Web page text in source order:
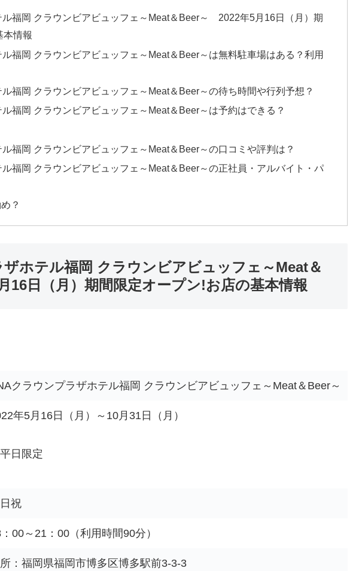
福岡 クラウンビアビュッフェ～Meat＆Beer～ 2022年5月16日（月）期
本情報
福岡 クラウンビアビュッフェ～Meat＆Beer～は無料駐車場はある？利用
福岡 クラウンビアビュッフェ～Meat＆Beer～の待ち時間や行列予想？
福岡 クラウンビアビュッフェ～Meat＆Beer～は予約はできる？
福岡 クラウンビアビュッフェ～Meat＆Beer～の口コミや評判は？
福岡 クラウンビアビュッフェ～Meat＆Beer～の正社員・アルバイト・パ
？
ホテル福岡 クラウンビアビュッフェ～Meat＆
日（月）期間限定オープン!お店の基本情報
クラウンプラザホテル福岡 クラウンビアビュッフェ～Meat＆Beer～
年5月16日（月）～10月31日（月）
日限定
祝
00～21：00（利用時間90分）
：福岡県福岡市博多区博多駅前3-3-3